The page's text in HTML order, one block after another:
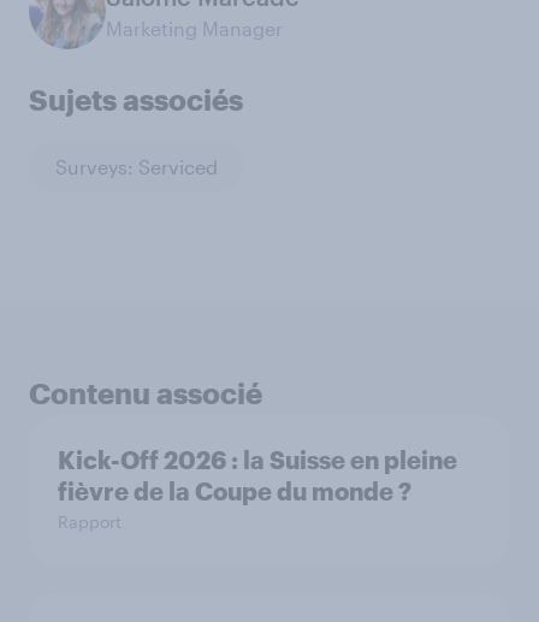
Marketing Manager
Sujets associés
Surveys: Serviced
Contenu associé
Kick-Off 2026 : la Suisse en pleine
fièvre de la Coupe du monde ?
Rapport